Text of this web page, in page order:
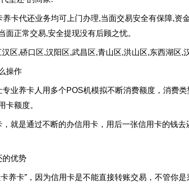
养卡代还业务均可上门办理,当面交易安全有保障,资
面正常交易,安全提现没有后顾之忧。
区,硚口区,汉阳区,武昌区,青山区,洪山区,东西湖区,
操作
业养卡人用多个POS机模拟不断消费额度，消费
卡额度。
就是通过不断的办信用卡，用后一张信用卡的钱
的优势
养卡”，因为信用卡是不能直接转账交易，不管你